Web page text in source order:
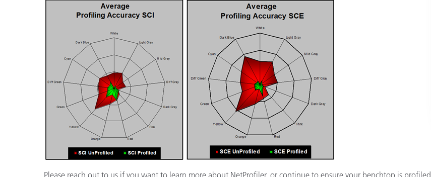
Please reach out to us if you want to learn more about NetProfiler, or continue to ensure your benchtop is profiled